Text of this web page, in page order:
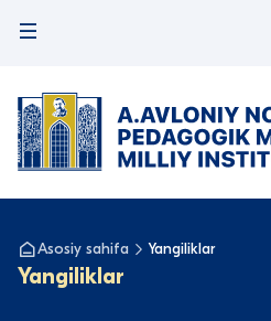
Asosiy sahifa Yangiliklar
Yangiliklar